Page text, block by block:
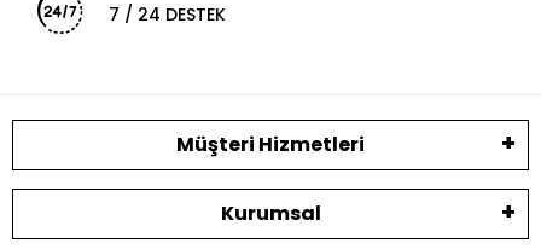
7 / 24 DESTEK
Müşteri Hizmetleri
Kurumsal